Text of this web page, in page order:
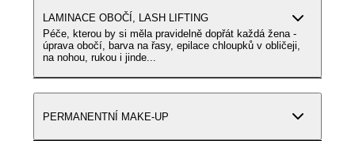
LAMINACE OBOČÍ, LASH LIFTING
Péče, kterou by si měla pravidelně dopřát každá žena -
úprava obočí, barva na řasy, epilace chloupků v obličeji,
na nohou, rukou i jinde...
PERMANENTNÍ MAKE-UP